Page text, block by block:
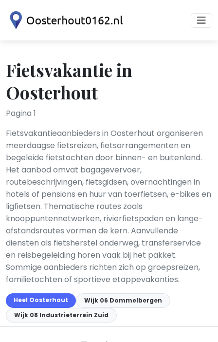
Fietsvakantie in
Oosterhout
Pagina 1
Fietsvakantieaanbieders in Oosterhout organiseren
meerdaagse fietsreizen, fietsarrangementen en
begeleide fietstochten door binnen- en buitenland.
Het aanbod omvat bagagevervoer,
routebeschrijvingen, fietsgidsen, overnachtingen in
hotels of pensions en huur van toerfietsen, e-bikes en
ligfietsen. Thematische routes zoals
knooppuntennetwerken, rivierfietspaden en lange-
afstandsroutes vormen de kern. Aanvullende
diensten als fietsherstel onderweg, transferservice
en reisbegeleiding horen vaak bij het pakket.
Sommige aanbieders richten zich op groepsreizen,
familietochten of sportieve etappevakanties.
Heel Oosterhout
Wijk 06 Dommelbergen
Wijk 08 Industrieterrein Zuid